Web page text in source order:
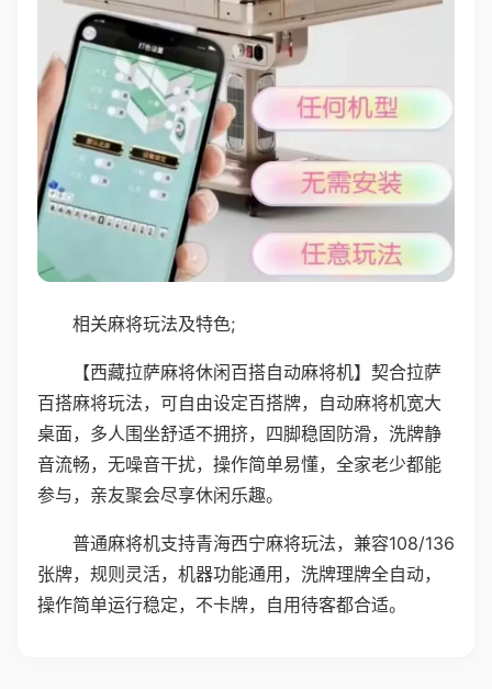
相关麻将玩法及特色;
【西藏拉萨麻将休闲百搭自动麻将机】契合拉萨
百搭麻将玩法，可自由设定百搭牌，自动麻将机宽大
桌面，多人围坐舒适不拥挤，四脚稳固防滑，洗牌静
音流畅，无噪音干扰，操作简单易懂，全家老少都能
参与，亲友聚会尽享休闲乐趣。
普通麻将机支持青海西宁麻将玩法，兼容108/136
张牌，规则灵活，机器功能通用，洗牌理牌全自动，
操作简单运行稳定，不卡牌，自用待客都合适。